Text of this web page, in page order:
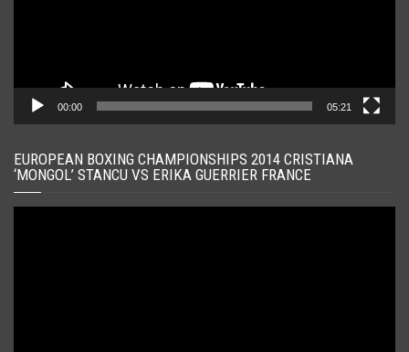
00:00 05:21
EUROPEAN BOXING CHAMPIONSHIPS 2014 CRISTIANA
‘MONGOL’ STANCU VS ERIKA GUERRIER FRANCE